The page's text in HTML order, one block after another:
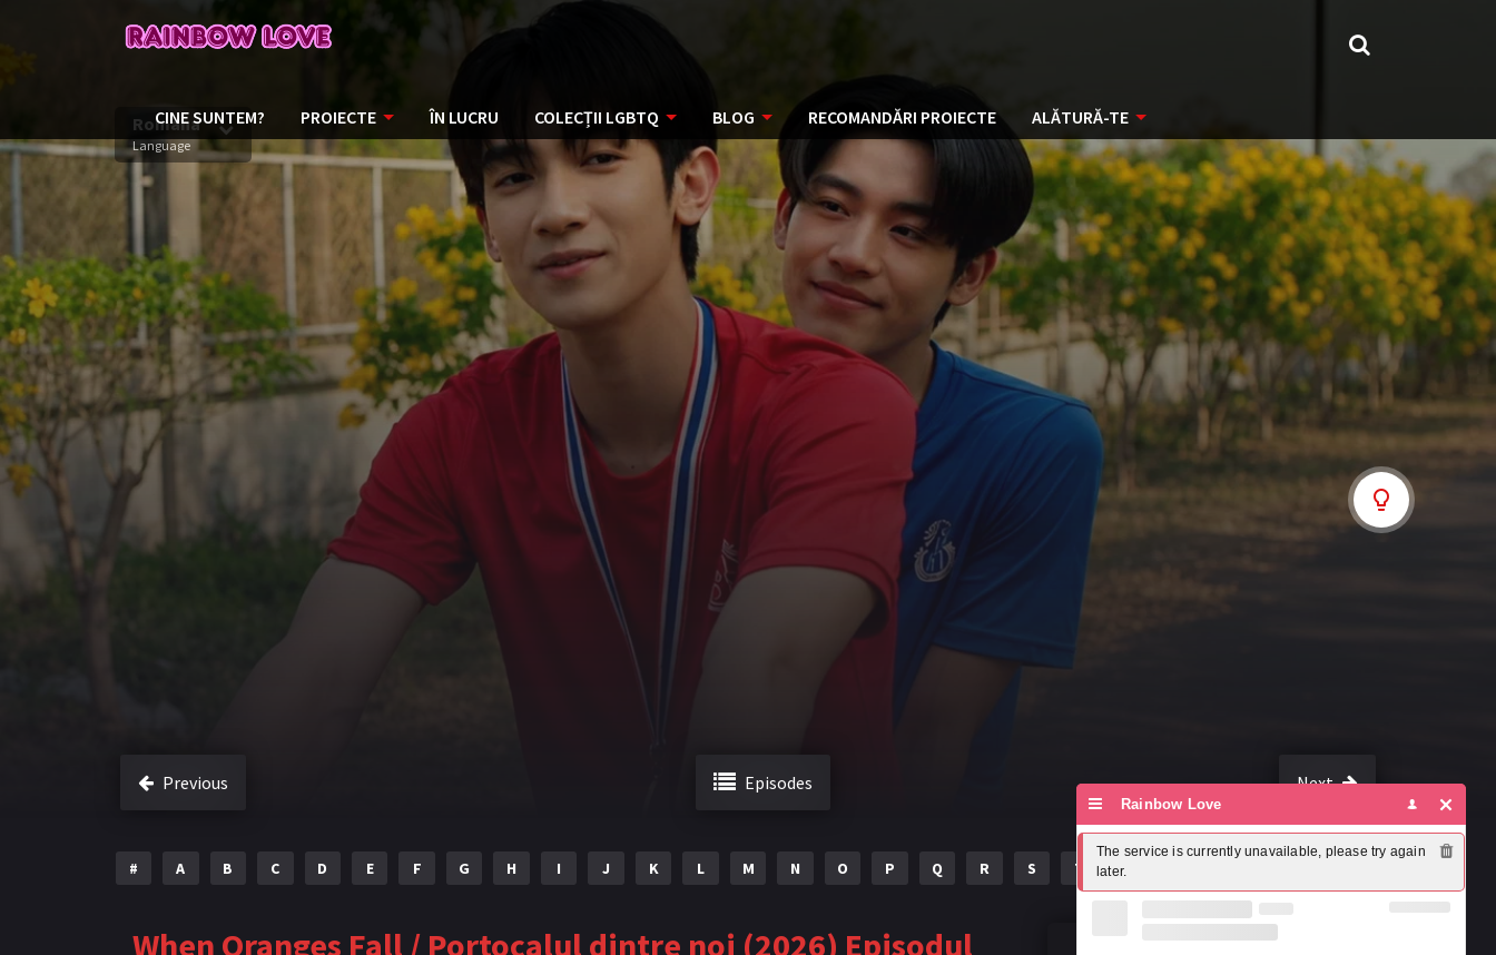
CINE SUNTEM? PROIECTE ÎN LUCRU COLECȚII LGBTQ BLOG RECOMANDĂRI PROIECTE ALĂTURĂ-TE
Romana
Language
Previous Episodes Next
# A B C D E F G H I J K L M N O P Q R S T U
When Oranges Fall / Portocalul dintre noi (2026) Episodul
Rainbow Love
The service is currently unavailable, please try again
later.